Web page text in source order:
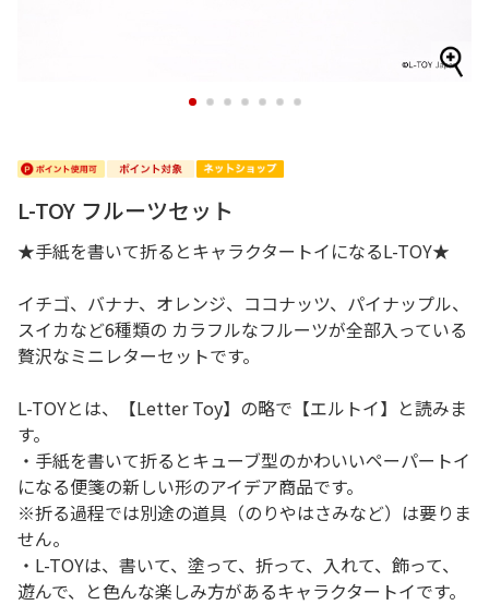
1 2 3 4 5 6 7
L-TOY フルーツセット
★手紙を書いて折るとキャラクタートイになるL-TOY★
イチゴ、バナナ、オレンジ、ココナッツ、パイナップル、
スイカなど6種類の カラフルなフルーツが全部入っている
贅沢なミニレターセットです。
L-TOYとは、【Letter Toy】の略で【エルトイ】と読みま
す。
・手紙を書いて折るとキューブ型のかわいいペーパートイ
になる便箋の新しい形のアイデア商品です。
※折る過程では別途の道具（のりやはさみなど）は要りま
せん。
・L-TOYは、書いて、塗って、折って、入れて、飾って、
遊んで、と色んな楽しみ方があるキャラクタートイです。